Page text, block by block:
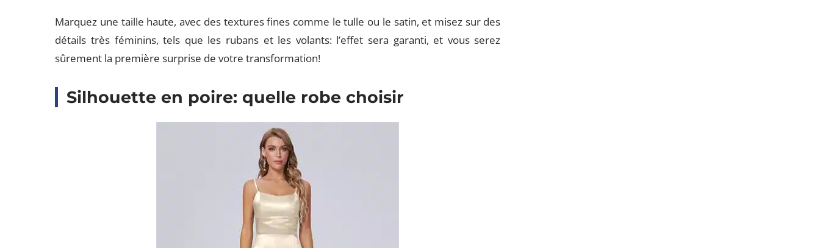
Marquez une taille haute, avec des textures fines comme le tulle ou le satin, et misez sur des
détails très féminins, tels que les rubans et les volants: l’effet sera garanti, et vous serez
sûrement la première surprise de votre transformation!
Silhouette en poire: quelle robe choisir